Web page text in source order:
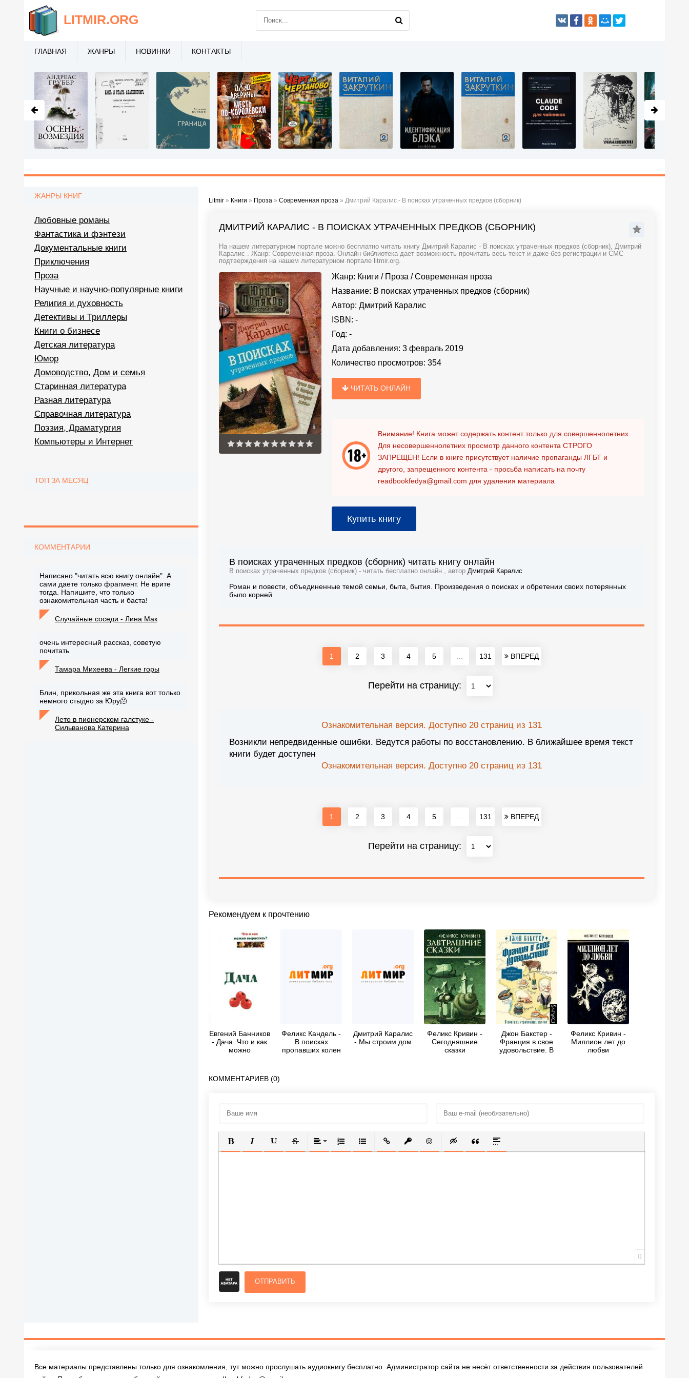
Litmir » Книги » Проза » Современная проза » Дмитрий Каралис - В поисках утраченных предков (сборник)
ДМИТРИЙ КАРАЛИС - В ПОИСКАХ УТРАЧЕННЫХ ПРЕДКОВ (СБОРНИК)
На нашем литературном портале можно бесплатно читать книгу Дмитрий Каралис - В поисках утраченных предков (сборник), Дмитрий
Каралис . Жанр: Современная проза. Онлайн библиотека дает возможность прочитать весь текст и даже без регистрации и СМС
подтверждения на нашем литературном портале litmir.org.
Жанр: Книги / Проза /Современная проза
Название: В поисках утраченных предков (сборник)
Автор: Дмитрий Каралис
ISBN: -
Год: -
Дата добавления: 3 февраль 2019
Количество просмотров: 354
ЧИТАТЬ ОНЛАЙН
Внимание! Книга может содержать контент только для совершеннолетних.
Для несовершеннолетних просмотр данного контента СТРОГО
ЗАПРЕЩЕН! Если в книге присутствует наличие пропаганды ЛГБТ и
другого, запрещенного контента - просьба написать на почту
readbookfedya@gmail.com для удаления материала
Купить книгу
В поисках утраченных предков (сборник) читать книгу онлайн
В поисках утраченных предков (сборник) - читать бесплатно онлайн , автор Дмитрий Каралис
Роман и повести, объединенные темой семьи, быта, бытия. Произведения о поисках и обретении своих потерянных
было корней.
1 2 3 4 5 131 ВПЕРЕД
Перейти на страницу:
Ознакомительная версия. Доступно 20 страниц из 131
Возникли непредвиденные ошибки. Ведутся работы по восстановлению. В ближайшее время текст
книги будет доступен
Ознакомительная версия. Доступно 20 страниц из 131
1 2 3 4 5 131 ВПЕРЕД
Перейти на страницу:
Рекомендуем к прочтению
Евгений Банников
- Дача. Что и как
можно
Феликс Кандель -
В поисках
пропавших колен
Дмитрий Каралис
- Мы строим дом
Феликс Кривин -
Сегодняшние
сказки
Джон Бакстер -
Франция в свое
удовольствие. В
Феликс Кривин -
Миллион лет до
любви
КОММЕНТАРИЕВ (0)
ПОЛУЖИРНЫЙ
КУРСИВПОДЧЕРКНУТЫЙ
ЗАЧЕРКНУТЫЙВЫРАВНИВАНИЕ
НУМЕРОВАННЫЙ СПИСОК
МАРКИРОВАННЫЙ СПИСОК
ВСТАВИТЬ ССЫЛКУ
ВСТАВИТЬ ЗАЩИЩЕННУЮ ССЫЛКУ
ВСТАВИТЬ СМАЙЛИК
ВСТАВКА СКРЫТОГО ТЕКСТА
ВСТАВКА ЦИТАТЫ
ВСТАВКА СПОЙЛЕРА
0
ОТПРАВИТЬ
ЖАНРЫ КНИГ
Любовные романы
Фантастика и фэнтези
Документальные книги
Приключения
Проза
Научные и научно-популярные книги
Религия и духовность
Детективы и Триллеры
Книги о бизнесе
Детская литература
Юмор
Домоводство, Дом и семья
Старинная литература
Разная литература
Справочная литература
Поэзия, Драматургия
Компьютеры и Интернет
ТОП ЗА МЕСЯЦ
КОММЕНТАРИИ
Написано "читать всю книгу онлайн". А
сами даете только фрагмент. Не врите
тогда. Напишите, что только
ознакомительная часть и баста!
Случайные соседи - Лина Мак
очень интересный рассказ, советую
почитать
Тамара Михеева - Легкие горы
Блин, прикольная же эта книга вот только
немного стыдно за Юру🫠
Лето в пионерском галстуке -
Сильванова Катерина
LITMIR.ORG
ГЛАВНАЯ ЖАНРЫ НОВИНКИ КОНТАКТЫ
Все материалы представлены только для ознакомления, тут можно прослушать аудиокнигу бесплатно. Администратор сайта не несёт ответственности за действия пользователей